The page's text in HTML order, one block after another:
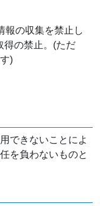
報の収集を禁止し
得の禁止。(ただ
)
できないことによ
を負わないものと